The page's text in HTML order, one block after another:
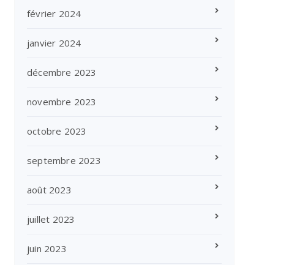
février 2024
janvier 2024
décembre 2023
novembre 2023
octobre 2023
septembre 2023
août 2023
juillet 2023
juin 2023